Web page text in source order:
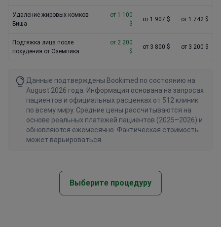
Удаление жировых комков
Биша
от 1 100
$
от 1 907 $ от 1 742 $
Подтяжка лица после
похудения от Оземпика
от 2 200
$
от 3 800 $ от 3 200 $
Данные подтверждены Bookimed по состоянию на
August 2026 года. Информация основана на запросах
пациентов и официальных расценках от 512 клиник
по всему миру. Средние цены рассчитываются на
основе реальных платежей пациентов (2025–2026) и
обновляются ежемесячно. Фактическая стоимость
может варьироваться.
Выберите процедуру